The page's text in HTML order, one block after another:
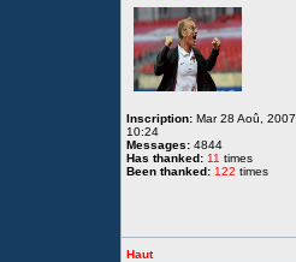
Inscription: Mar 28 Aoû, 2007
10:24
Messages: 4844
Has thanked: 11 times
Been thanked: 122 times
Haut